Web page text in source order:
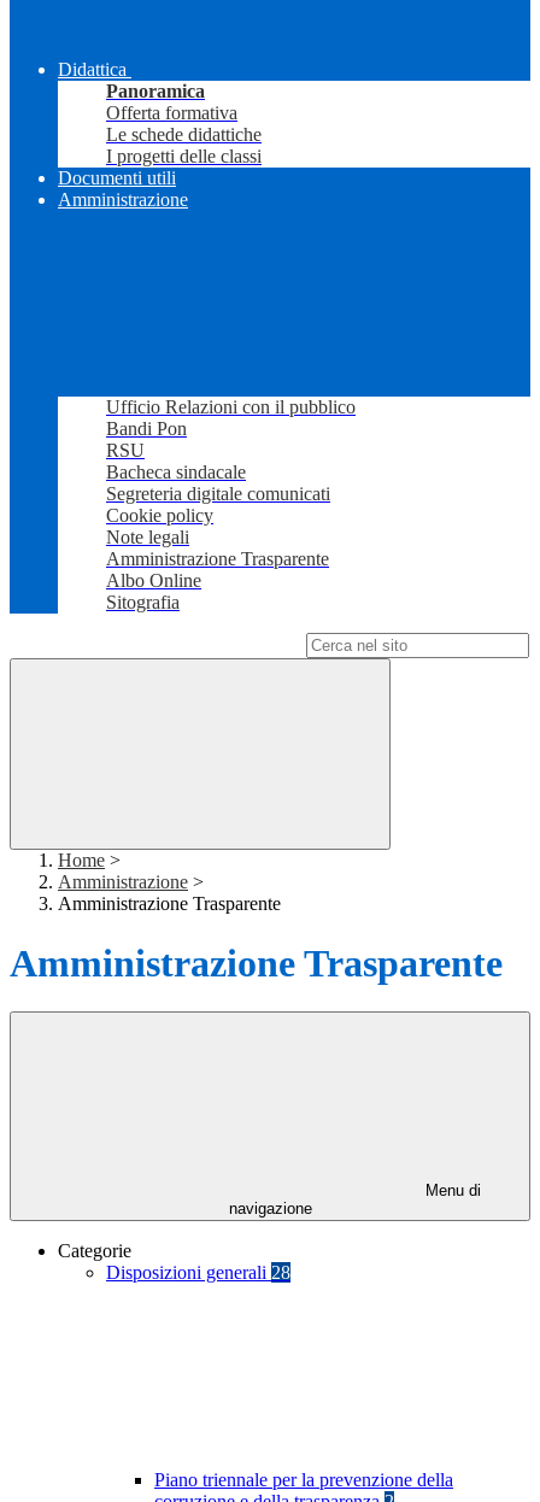
Didattica
Panoramica
Offerta formativa
Le schede didattiche
I progetti delle classi
Documenti utili
Amministrazione
Ufficio Relazioni con il pubblico
Bandi Pon
RSU
Bacheca sindacale
Segreteria digitale comunicati
Cookie policy
Note legali
Amministrazione Trasparente
Albo Online
Sitografia
Home >
Amministrazione >
Amministrazione Trasparente
Amministrazione Trasparente
Menu di
navigazione
Categorie
Disposizioni generali 28
Piano triennale per la prevenzione della